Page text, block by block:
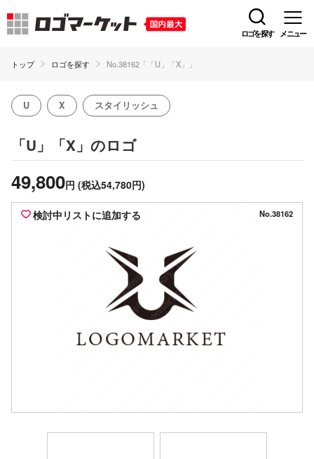
ロゴを探す メニュー
トップ ロゴを探す No.38162「「U」「X」」
U X スタイリッシュ
「U」「X」 のロゴ
49,800円 (税込54,780円)
検討中リストに追加する No.38162